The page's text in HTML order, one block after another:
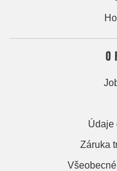
O
Údaje
Záruka